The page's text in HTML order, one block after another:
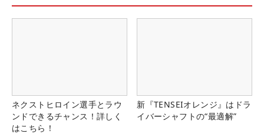
ネクストヒロイン選手とラウ
ンドできるチャンス！詳しく
はこちら！
新『TENSEIオレンジ』はドラ
イバーシャフトの“最適解”